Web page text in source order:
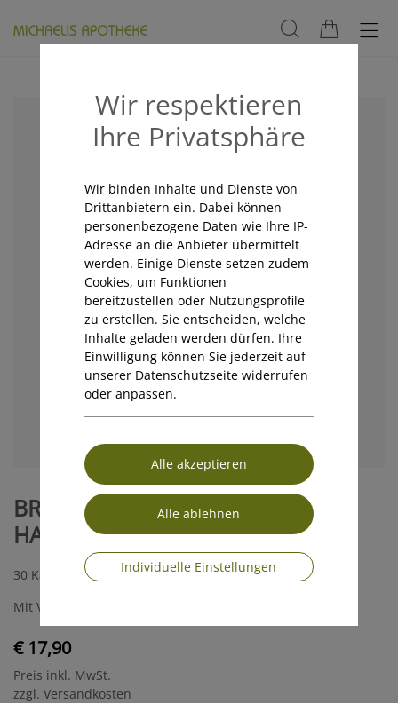
BRÄUNUNG &
HAUTSCHUTZKAPSELN
30 Kapseln
Mit Vitamin C für eine normale Kollagenbildung
€ 17,90
Preis inkl. MwSt.
zzgl. Versandkosten
Wir respektieren
Ihre Privatsphäre
Wir binden Inhalte und Dienste von
Drittanbietern ein. Dabei können
personenbezogene Daten wie Ihre IP-
Adresse an die Anbieter übermittelt
werden. Einige Dienste setzen zudem
Cookies, um Funktionen
bereitzustellen oder Nutzungsprofile
zu erstellen. Sie entscheiden, welche
Inhalte geladen werden dürfen. Ihre
Einwilligung können Sie jederzeit auf
unserer Datenschutzseite widerrufen
oder anpassen.
Individuelle Einstellungen